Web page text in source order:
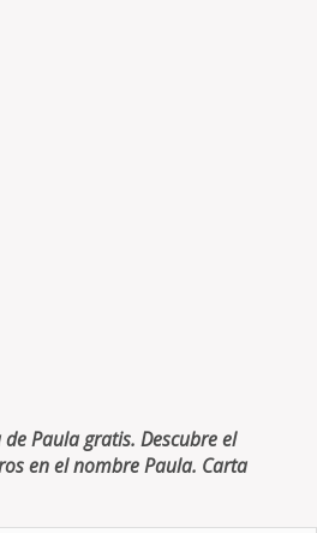
Paula gratis. Descubre el
en el nombre Paula. Carta